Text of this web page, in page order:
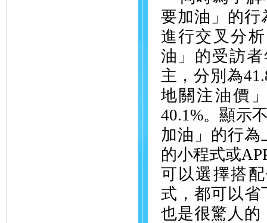
要加油」的行
進行交叉分
油」的受訪
主，分別為
地關注油價
40.1%。顯示
加油」的行
的小程式或
可以選擇搭
式，都可以省
也是很驚人的